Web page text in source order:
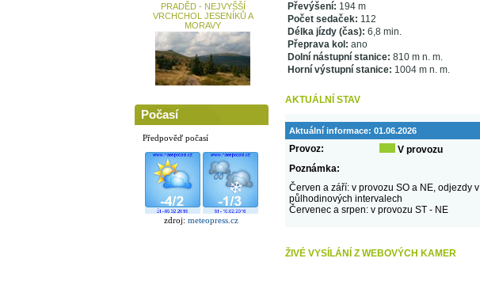
PRADĚD - NEJVYŠŠÍ
VRCHCHOL JESENÍKŮ A
MORAVY
Počasí
Předpověď počasí
zdroj: meteopress.cz
Převýšení: 194 m
Počet sedaček: 112
Délka jízdy (čas): 6,8 min.
Přeprava kol: ano
Dolní nástupní stanice: 810 m n. m.
Horní výstupní stanice: 1004 m n. m.
AKTUÁLNÍ STAV
Aktuální informace: 01.06.2026
Provoz:
V provozu
Poznámka:
Červen a září: v provozu SO a NE, odjezdy v
půlhodinových intervalech
Červenec a srpen: v provozu ST - NE
ŽIVÉ VYSÍLÁNÍ Z WEBOVÝCH KAMER